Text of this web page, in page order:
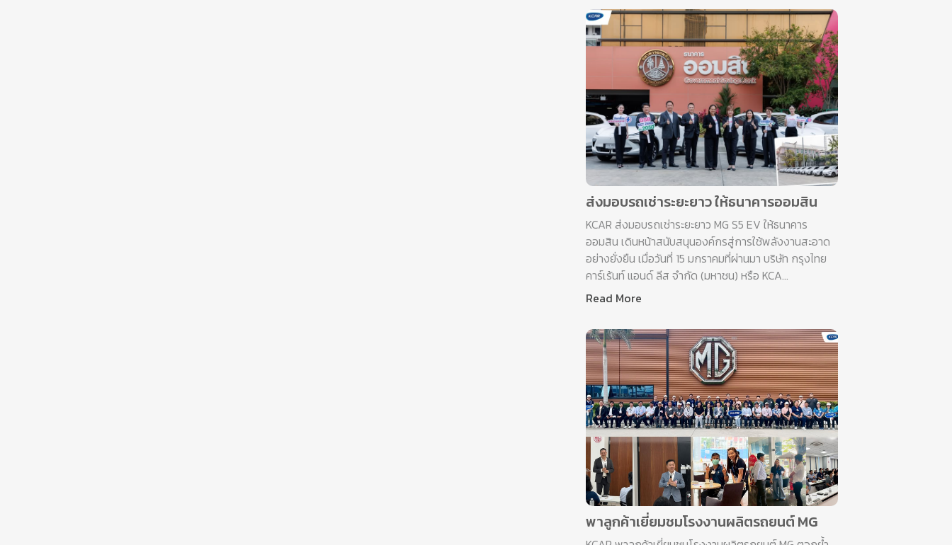
ส่งมอบรถเช่าระยะยาว ให้ธนาคารออมสิน
KCAR ส่งมอบรถเช่าระยะยาว MG S5 EV ให้ธนาคาร
ออมสิน เดินหน้าสนับสนุนองค์กรสู่การใช้พลังงานสะอาด
อย่างยั่งยืน เมื่อวันที่ 15 มกราคมที่ผ่านมา บริษัท กรุงไทย
คาร์เร้นท์ แอนด์ ลีส จำกัด (มหาชน) หรือ KCA...
Read More
พาลูกค้าเยี่ยมชมโรงงานผลิตรถยนต์ MG